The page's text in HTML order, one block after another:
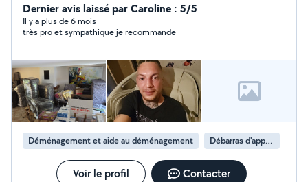
pour tous renseignements me contacter cdlt
Dernier avis laissé par Caroline : 5/5
Il y a plus de 6 mois
très pro et sympathique je recommande
Déménagement et aide au déménagement Débarras d'appartement
Voir le profil Contacter